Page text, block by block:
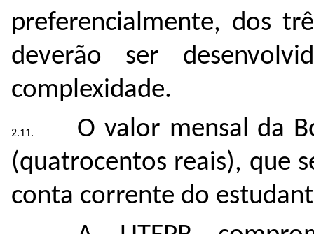
preferencialmente, dos
deverão ser
complexidade.
O valor mensal da
(quatrocentos reais), que
conta corrente do